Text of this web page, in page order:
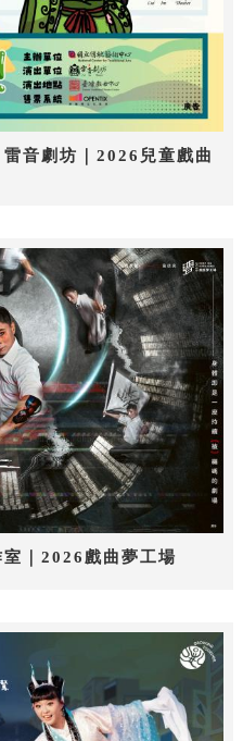
雷音劇坊｜2026兒童戲曲
室｜2026戲曲夢工場